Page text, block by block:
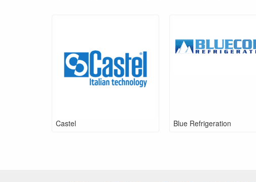
Castel Blue Refrigeration